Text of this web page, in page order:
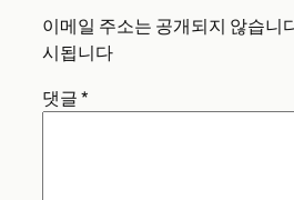
이메일 주소는 공개되지 않습니
시됩니다
댓글*